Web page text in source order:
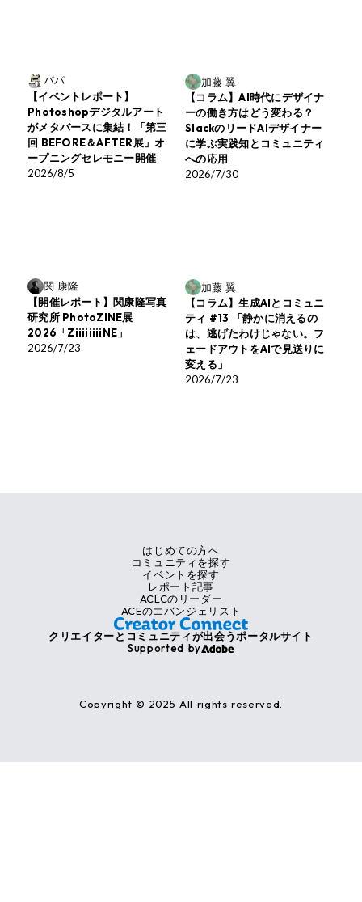
パパ
【イベントレポート】
Photoshopデジタルアート
がメタバースに集結！「第三
回 BEFORE＆AFTER展」オ
ープニングセレモニー開催
2026/8/5
加藤 翼
【コラム】AI時代にデザイナ
ーの働き方はどう変わる？
SlackのリードAIデザイナー
に学ぶ実践知とコミュニティ
への応用
2026/7/30
関 康隆
【開催レポート】関康隆写真
研究所 PhotoZINE展
2026「ZiiiiiiiiNE」
2026/7/23
加藤 翼
【コラム】生成AIとコミュニ
ティ #13 「静かに消えるの
は、逃げたわけじゃない。フ
ェードアウトをAIで見送りに
変える」
2026/7/23
クリエイターとコミュニティが出会うポータルサイト
Supported by
Copyright © 2025 All rights reserved.
はじめての方へ
コミュニティを探す
イベントを探す
レポート記事
ACLCのリーダー
ACEのエバンジェリスト